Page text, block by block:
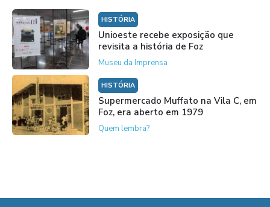
HISTÓRIA
Unioeste recebe exposição que
revisita a história de Foz
Museu da Imprensa
HISTÓRIA
Supermercado Muffato na Vila C, em
Foz, era aberto em 1979
Quem lembra?